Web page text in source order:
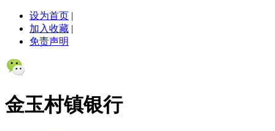
设为首页 |
加入收藏 |
免责声明
金玉村镇银行